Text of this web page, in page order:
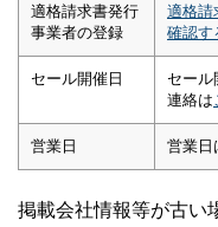
適格請求書発行
事業者の登録
適格請
確認す
セール開催日
セー
連絡は
営業日 営業日
掲載会社情報等が古い